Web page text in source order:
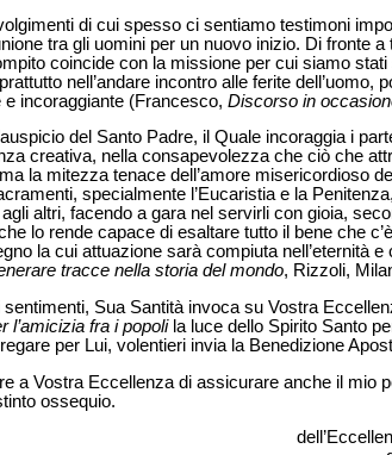
di cui spesso ci sentiamo testimoni
tra gli uomini per un nuovo inizio. Di fronte
coincide con la missione per cui siamo
nell’andare incontro alle ferite
e incoraggiante (Francesco, Discorso in
del Santo Padre, il Quale incoraggia i
creativa, nella consapevolezza che ciò che
la mitezza tenace dell’amore misericordioso
specialmente l’Eucaristia e la
altri, facendo a gara nel servirli con gioia,
lo rende capace di esaltare tutto il bene che
la cui attuazione sarà compiuta nell’eternità
tracce nella storia del mondo, Rizzoli,
Sua Santità invoca su Vostra
l’amicizia fra i popolila luce dello Spirito Santo
per Lui, volentieri invia la Benedizione
a Vostra Eccellenza di assicurare anche il mio
ossequio.